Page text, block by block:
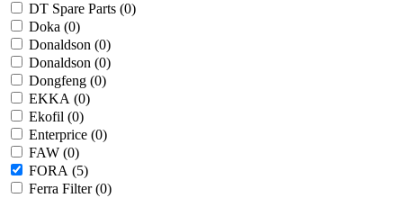
DT Spare Parts (0)
Doka (0)
Donaldson (0)
Donaldson (0)
Dongfeng (0)
EKKA (0)
Ekofil (0)
Enterprice (0)
FAW (0)
FORA (5)
Ferra Filter (0)